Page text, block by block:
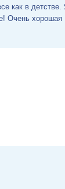
как в детстве.
Очень хорошая